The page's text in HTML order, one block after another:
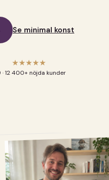
Se minimal konst
★★★★★
· 12 400+ nöjda kunder